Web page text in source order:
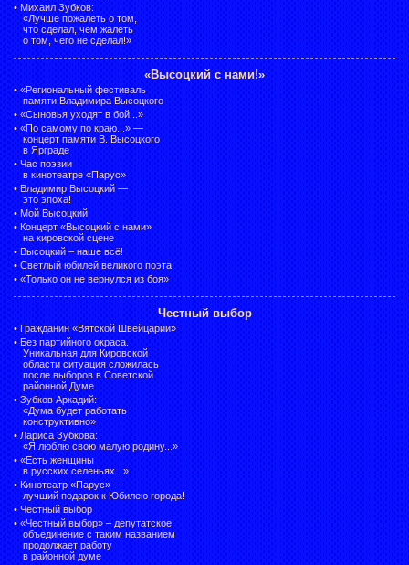
• Михаил Зубков:
«Лучше пожалеть о том,
что сделал, чем жалеть
о том, чего не сделал!»
«Высоцкий с нами!»
• «Региональный фестиваль
памяти Владимира Высоцкого
• «Сыновья уходят в бой...»
• «По самому по краю...» —
концерт памяти В. Высоцкого
в Ярграде
• Час поэзии
в кинотеатре «Парус»
• Владимир Высоцкий —
это эпоха!
• Мой Высоцкий
• Концерт «Высоцкий с нами»
на кировской сцене
• Высоцкий – наше всё!
• Светлый юбилей великого поэта
• «Только он не вернулся из боя»
Честный выбор
• Гражданин «Вятской Швейцарии»
• Без партийного окраса.
Уникальная для Кировской
области ситуация сложилась
после выборов в Советской
районной Думе
• Зубков Аркадий:
«Дума будет работать
конструктивно»
• Лариса Зубкова:
«Я люблю свою малую родину...»
• «Есть женщины
в русских селеньях...»
• Кинотеатр «Парус» —
лучший подарок к Юбилею города!
• Честный выбор
• «Честный выбор» – депутатское
объединение с таким названием
продолжает работу
в районной думе